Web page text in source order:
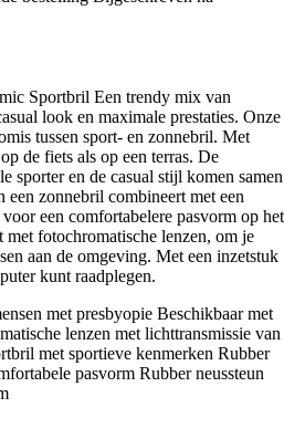
Sportbril Een trendy mix van
look en maximale prestaties. Onze
tussen sport- en zonnebril. Met
de fiets als op een terras. De
sporter en de casual stijl komen samen
zonnebril combineert met een
een comfortabelere pasvorm op het
fotochromatische lenzen, om je
aan de omgeving. Met een inzetstuk
kunt raadplegen.
met presbyopie Beschikbaar met
lenzen met lichttransmissie van
met sportieve kenmerken Rubber
pasvorm Rubber neussteun